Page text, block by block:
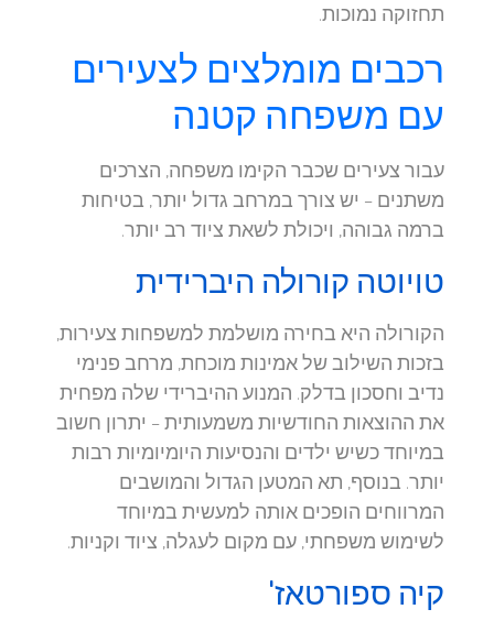
תחזוקה נמוכות.
רכבים מומלצים לצעירים
עם משפחה קטנה
עבור צעירים שכבר הקימו משפחה, הצרכים
משתנים – יש צורך במרחב גדול יותר, בטיחות
ברמה גבוהה, ויכולת לשאת ציוד רב יותר.
טויוטה קורולה היברידית
הקורולה היא בחירה מושלמת למשפחות צעירות,
בזכות השילוב של אמינות מוכחת, מרחב פנימי
נדיב וחסכון בדלק. המנוע ההיברידי שלה מפחית
את ההוצאות החודשיות משמעותית – יתרון חשוב
במיוחד כשיש ילדים והנסיעות היומיומיות רבות
יותר. בנוסף, תא המטען הגדול והמושבים
המרווחים הופכים אותה למעשית במיוחד
לשימוש משפחתי, עם מקום לעגלה, ציוד וקניות.
קיה ספורטאז'